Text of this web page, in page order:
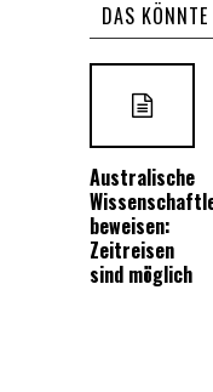
DAS
Australische
beweisen:
Zeitreisen
sind möglich